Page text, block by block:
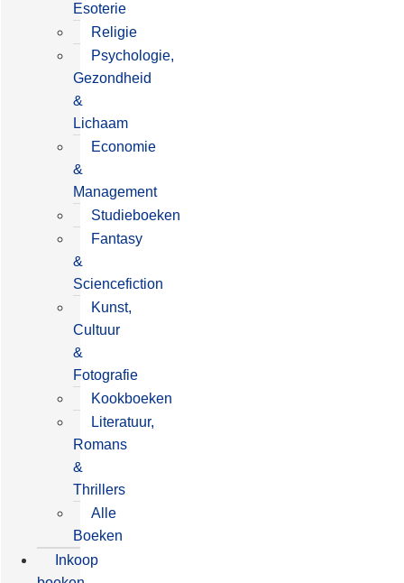
Esoterie
Religie
Psychologie,
Gezondheid
&
Lichaam
Economie
&
Management
Studieboeken
Fantasy
&
Sciencefiction
Kunst,
Cultuur
&
Fotografie
Kookboeken
Literatuur,
Romans
&
Thrillers
Alle
Boeken
Inkoop